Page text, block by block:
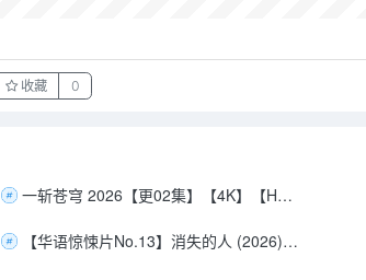
收藏 0
一斩苍穹 2026【更02集】【4K】【HQ】【高码率】【中文字幕】【2G/集】【无广告】
【华语惊悚片No.13】消失的人 (2026) 4K HDR / 4K.臻彩MAX+ /1080P 中文字幕【郑恺 / 刘浩存 / 邱泽】40.7G